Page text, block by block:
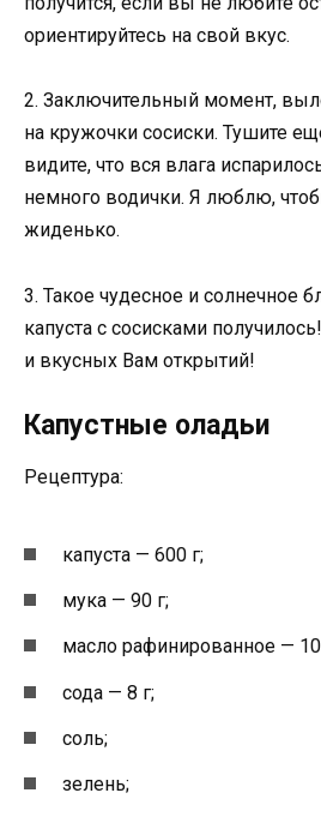
ориентируйтесь на свой вкус.
2. Заключительный момент,
на кружочки сосиски. Тушите
видите, что вся влага
немного водички. Я люблю,
жиденько.
3. Такое чудесное и солнечное
капуста с сосисками
и вкусных Вам открытий!
Капустные оладьи
Рецептура:
капуста — 600 г;
мука — 90 г;
масло рафинированное —
сода — 8 г;
соль;
зелень;